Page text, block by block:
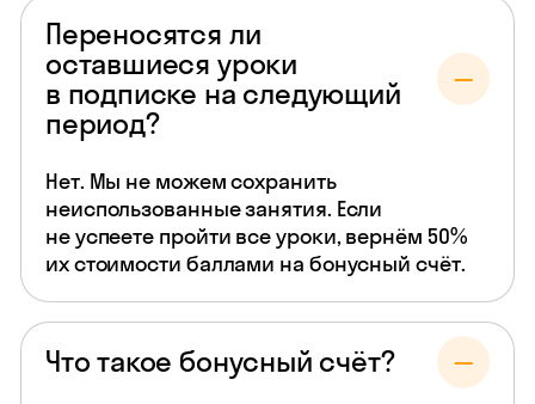
Переносятся ли
оставшиеся уроки
в подписке на следующий
период?
Нет. Мы не можем сохранить
неиспользованные занятия. Если
не успеете пройти все уроки, вернём 50%
их стоимости баллами на бонусный счёт.
Что такое бонусный счёт?